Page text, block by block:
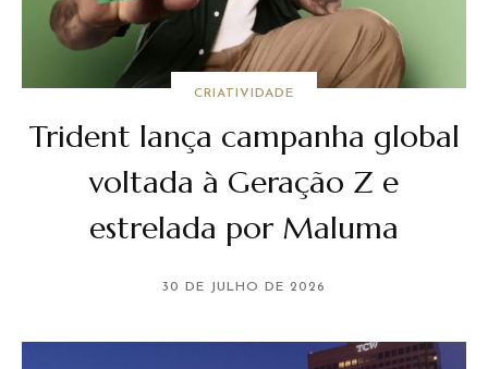
CRIATIVIDADE
Trident lança campanha global
voltada à Geração Z e
estrelada por Maluma
30 DE JULHO DE 2026